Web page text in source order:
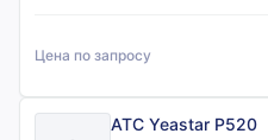
Цена по запросу
АТС Yeastar P520